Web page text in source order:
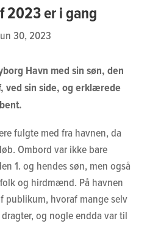
2023 er i gang
30, 2023
Havn med sin søn, den
ved sin side, og erklærede
fulgte med fra havnen, da
Ombord var ikke bare
1. og hendes søn, men også
og hirdmænd. På havnen
publikum, hvoraf mange selv
og nogle endda var til